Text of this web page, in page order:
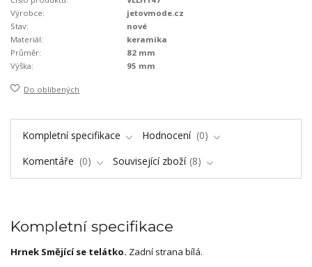
Výrobce:
jetovmode.cz
Stav:
nové
Materiál:
keramika
Průměr:
82 mm
Výška:
95 mm
Do oblíbených
Kompletní specifikace Hodnocení
0
Komentáře
0 Související zboží 8
Kompletní specifikace
Hrnek Smějící se telátko. Zadní strana bílá.